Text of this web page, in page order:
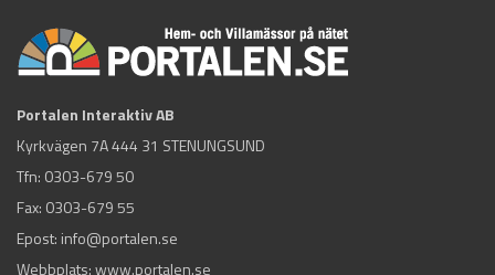
Portalen Interaktiv AB
Kyrkvägen 7A 444 31 STENUNGSUND
Tfn: 0303-679 50
Fax: 0303-679 55
Epost: info@portalen.se
Webbplats: www.portalen.se